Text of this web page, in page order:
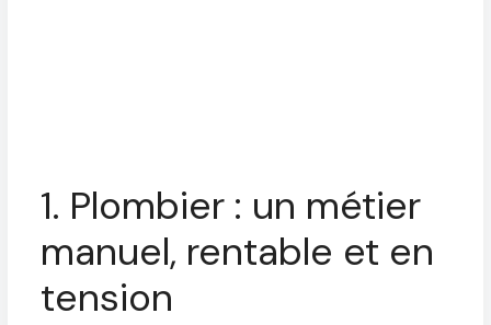
1. Plombier : un métier
manuel, rentable et en
tension